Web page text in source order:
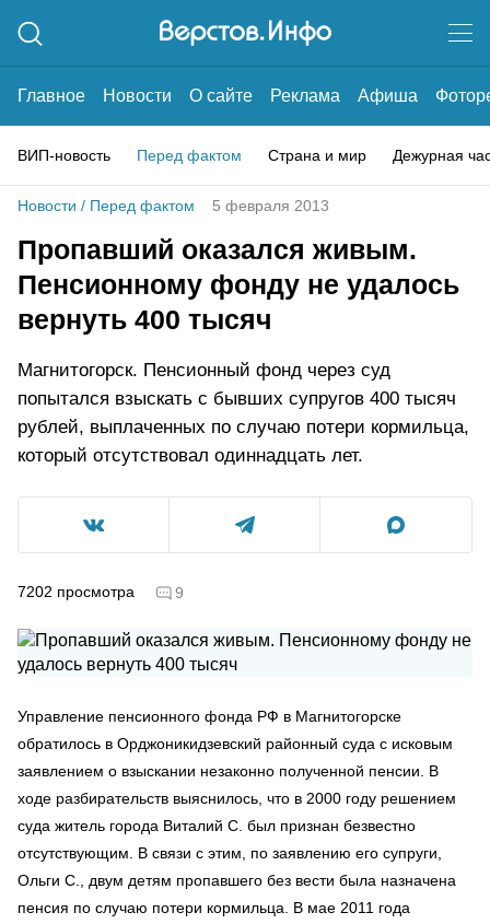
Главное Новости О сайте Реклама Афиша
ВИП-новость Перед фактом Страна и мир Дежурная
Новости / Перед фактом 5 февраля 2013
Пропавший оказался живым.
Пенсионному фонду не удалось
вернуть 400 тысяч
Магнитогорск. Пенсионный фонд через суд
попытался взыскать с бывших супругов 400 тысяч
рублей, выплаченных по случаю потери кормильца,
который отсутствовал одиннадцать лет.
7202 просмотра 9
Управление пенсионного фонда РФ в Магнитогорске
обратилось в Орджоникидзевский районный суда с исковым
заявлением о взыскании незаконно полученной пенсии. В
ходе разбирательств выяснилось, что в 2000 году решением
суда житель города Виталий С. был признан безвестно
отсутствующим. В связи с этим, по заявлению его супруги,
Ольги С., двум детям пропавшего без вести была назначена
пенсия по случаю потери кормильца. В мае 2011 года